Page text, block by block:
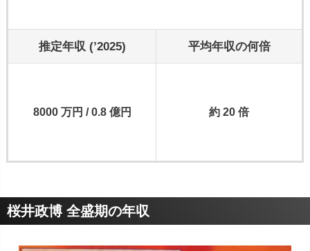
推定年収 (’2025) 平均年収の何倍
8000 万円 / 0.8 億円 約 20 倍
桜井政博 全盛期の年収